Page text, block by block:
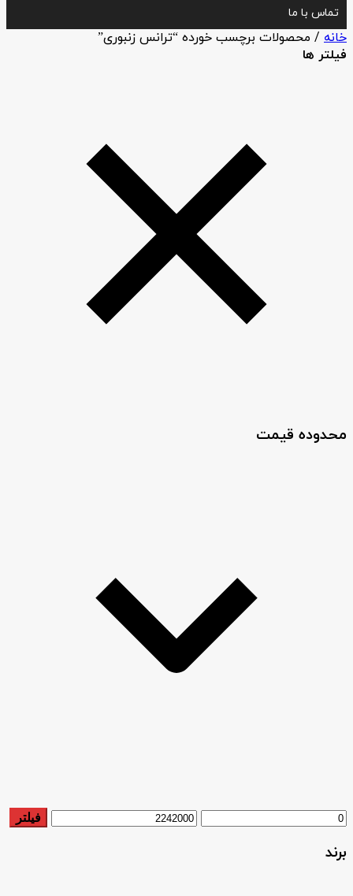
تماس با ما
خانه / محصولات برچسب خورده “ترانس زنبوری”
فیلتر ها
محدوده قیمت
حداقل
حداكثر
فیلتر
برند